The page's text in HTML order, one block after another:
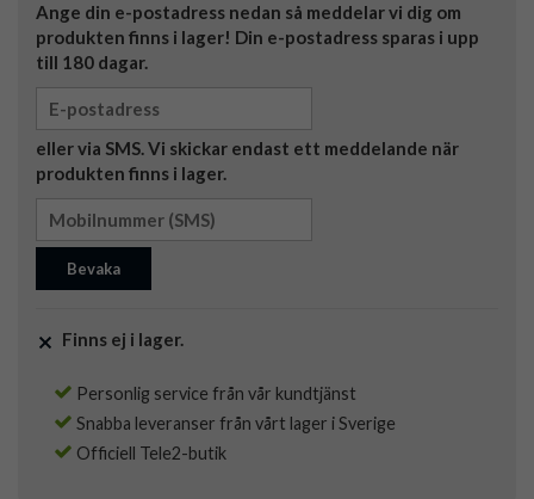
Ange din e-postadress nedan så meddelar vi dig om
produkten finns i lager! Din e-postadress sparas i upp
till 180 dagar.
eller via SMS. Vi skickar endast ett meddelande när
produkten finns i lager.
Bevaka
Finns ej i lager.
Personlig service från vår kundtjänst
Snabba leveranser från vårt lager i Sverige
Officiell Tele2-butik